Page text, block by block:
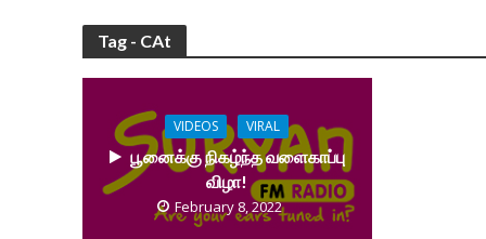
Tag - CAt
VIDEOS VIRAL
பூனைக்கு நிகழ்ந்த வளைகாப்பு
விழா!
February 8, 2022